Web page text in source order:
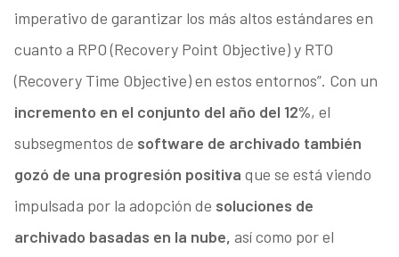
imperativo de garantizar los más altos estándares en
cuanto a RPO (Recovery Point Objective) y RTO
(Recovery Time Objective) en estos entornos”. Con un
incremento en el conjunto del año del 12%, el
subsegmentos de software de archivado también
gozó de una progresión positiva que se está viendo
impulsada por la adopción de soluciones de
archivado basadas en la nube, así como por el